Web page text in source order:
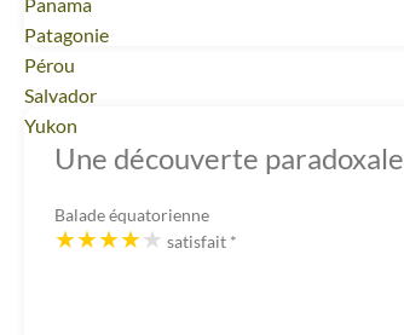
Voyage
Panama
Voyage
Patagonie
Voyage
Pérou
Voyage
Salvador
Voyage
Yukon
Une découverte paradoxale
Balade équatorienne
satisfait *